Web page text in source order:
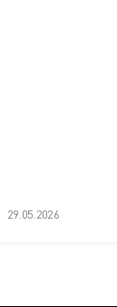
29.05.2026